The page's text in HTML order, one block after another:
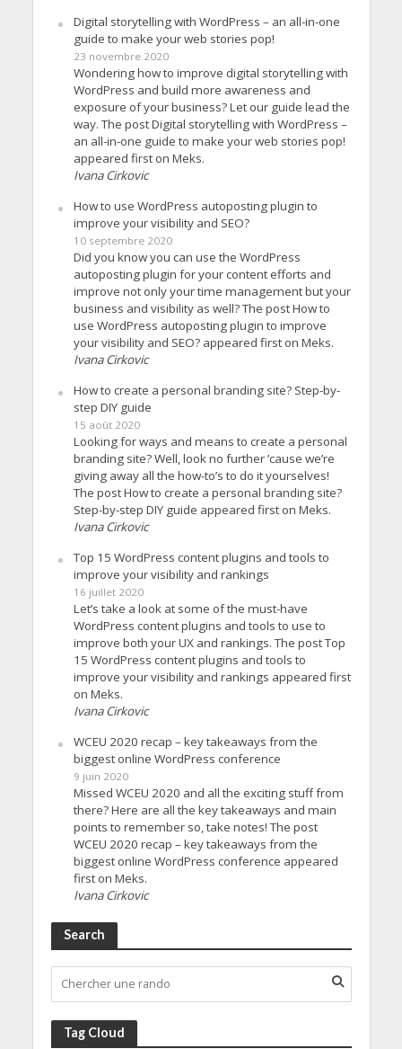
Digital storytelling with WordPress – an all-in-one
guide to make your web stories pop!
23 novembre 2020
Wondering how to improve digital storytelling with
WordPress and build more awareness and
exposure of your business? Let our guide lead the
way. The post Digital storytelling with WordPress –
an all-in-one guide to make your web stories pop!
appeared first on Meks.
Ivana Cirkovic
How to use WordPress autoposting plugin to
improve your visibility and SEO?
10 septembre 2020
Did you know you can use the WordPress
autoposting plugin for your content efforts and
improve not only your time management but your
business and visibility as well? The post How to
use WordPress autoposting plugin to improve
your visibility and SEO? appeared first on Meks.
Ivana Cirkovic
How to create a personal branding site? Step-by-
step DIY guide
15 août 2020
Looking for ways and means to create a personal
branding site? Well, look no further ’cause we’re
giving away all the how-to’s to do it yourselves!
The post How to create a personal branding site?
Step-by-step DIY guide appeared first on Meks.
Ivana Cirkovic
Top 15 WordPress content plugins and tools to
improve your visibility and rankings
16 juillet 2020
Let’s take a look at some of the must-have
WordPress content plugins and tools to use to
improve both your UX and rankings. The post Top
15 WordPress content plugins and tools to
improve your visibility and rankings appeared first
on Meks.
Ivana Cirkovic
WCEU 2020 recap – key takeaways from the
biggest online WordPress conference
9 juin 2020
Missed WCEU 2020 and all the exciting stuff from
there? Here are all the key takeaways and main
points to remember so, take notes! The post
WCEU 2020 recap – key takeaways from the
biggest online WordPress conference appeared
first on Meks.
Ivana Cirkovic
Search
Tag Cloud